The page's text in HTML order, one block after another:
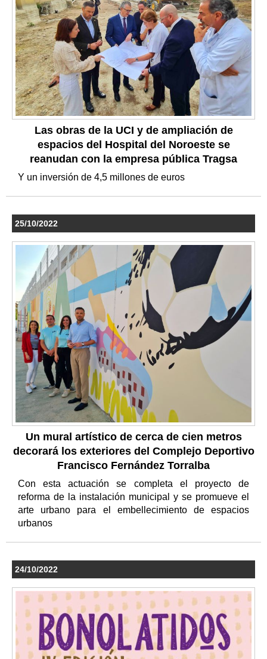
Las obras de la UCI y de ampliación de
espacios del Hospital del Noroeste se
reanudan con la empresa pública Tragsa
Y un inversión de 4,5 millones de euros
25/10/2022
Un mural artístico de cerca de cien metros
decorará los exteriores del Complejo Deportivo
Francisco Fernández Torralba
Con esta actuación se completa el proyecto de
reforma de la instalación municipal y se promueve el
arte urbano para el embellecimiento de espacios
urbanos
24/10/2022